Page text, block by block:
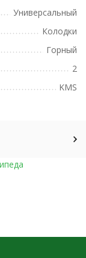
Универсальный
Колодки
Горный
2
KMS